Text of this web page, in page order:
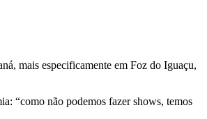
mais especificamente em Foz do Iguaçu,
“como não podemos fazer shows, temos